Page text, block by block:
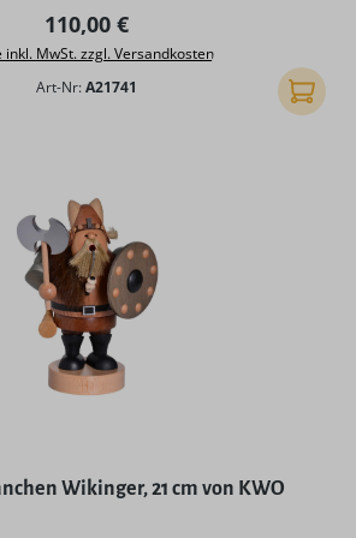
Regulärer Preis:
110,00 €
inkl. MwSt. zzgl. Versandkosten
Art-Nr:A21741 In den
Wikinger, 21 cm von KWO